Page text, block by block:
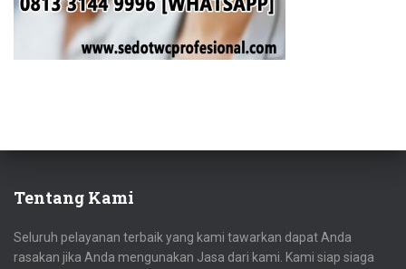
Tentang Kami
Seluruh pelayanan terbaik yang kami tawarkan dapat Anda
rasakan jika Anda mengunakan Jasa dari kami. Kami siap siaga